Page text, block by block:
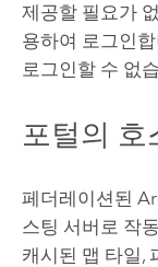
제공할 필요가
용하여 로그인
로그인할 수 없
포털의 호
페더레이션된
스팅 서버로 작
캐시된 맵 타일,